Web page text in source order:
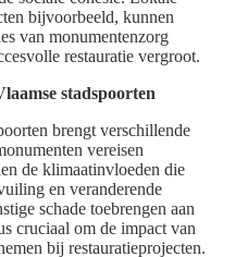
bijvoorbeeld, kunnen
van monumentenzorg
restauratie vergroot.
stadspoorten
brengt verschillende
vereisen
de klimaatinvloeden die
en veranderende
schade toebrengen aan
cruciaal om de impact van
bij restauratieprojecten.